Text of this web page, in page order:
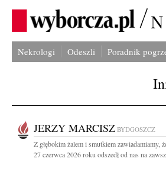
Nekrologi Odeszli Poradnik
JERZY MARCISZ BYDGOSZCZ
Z głębokim żalem i smutkiem zawiadamiamy,
27 czerwca 2026 roku odszedł od nas na